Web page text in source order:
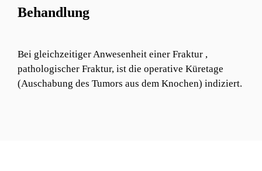
Behandlung
Bei gleichzeitiger Anwesenheit einer Fraktur ,
pathologischer Fraktur, ist die operative Küretage
(Auschabung des Tumors aus dem Knochen) indiziert.